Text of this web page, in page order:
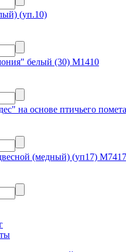
(уп.10)
белый (30) М1410
на основе птичьего помета
(медный) (уп17) М7417